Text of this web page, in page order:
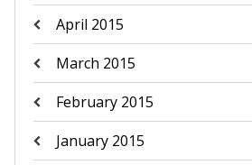
April 2015
March 2015
February 2015
January 2015